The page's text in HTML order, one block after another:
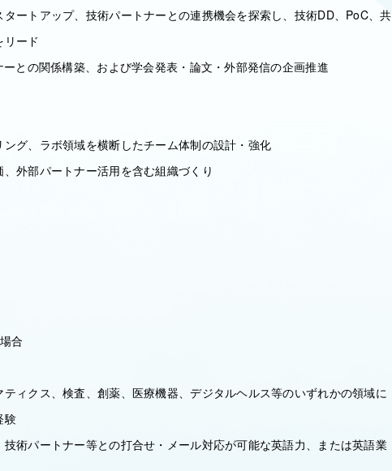
タートアップ、技術パートナーとの連携機会を探索し、技術DD、PoC、共
ード
との関係構築、および学会発表・論文・外部発信の企画推進
ング、ラボ領域を横断したチーム体制の設計・強化
外部パートナー活用を含む組織づくり
合
ティクス、検査、創薬、医療機器、デジタルヘルス等のいずれかの領域に
験
技術パートナー等との打合せ・メール対応が可能な英語力、または英語業